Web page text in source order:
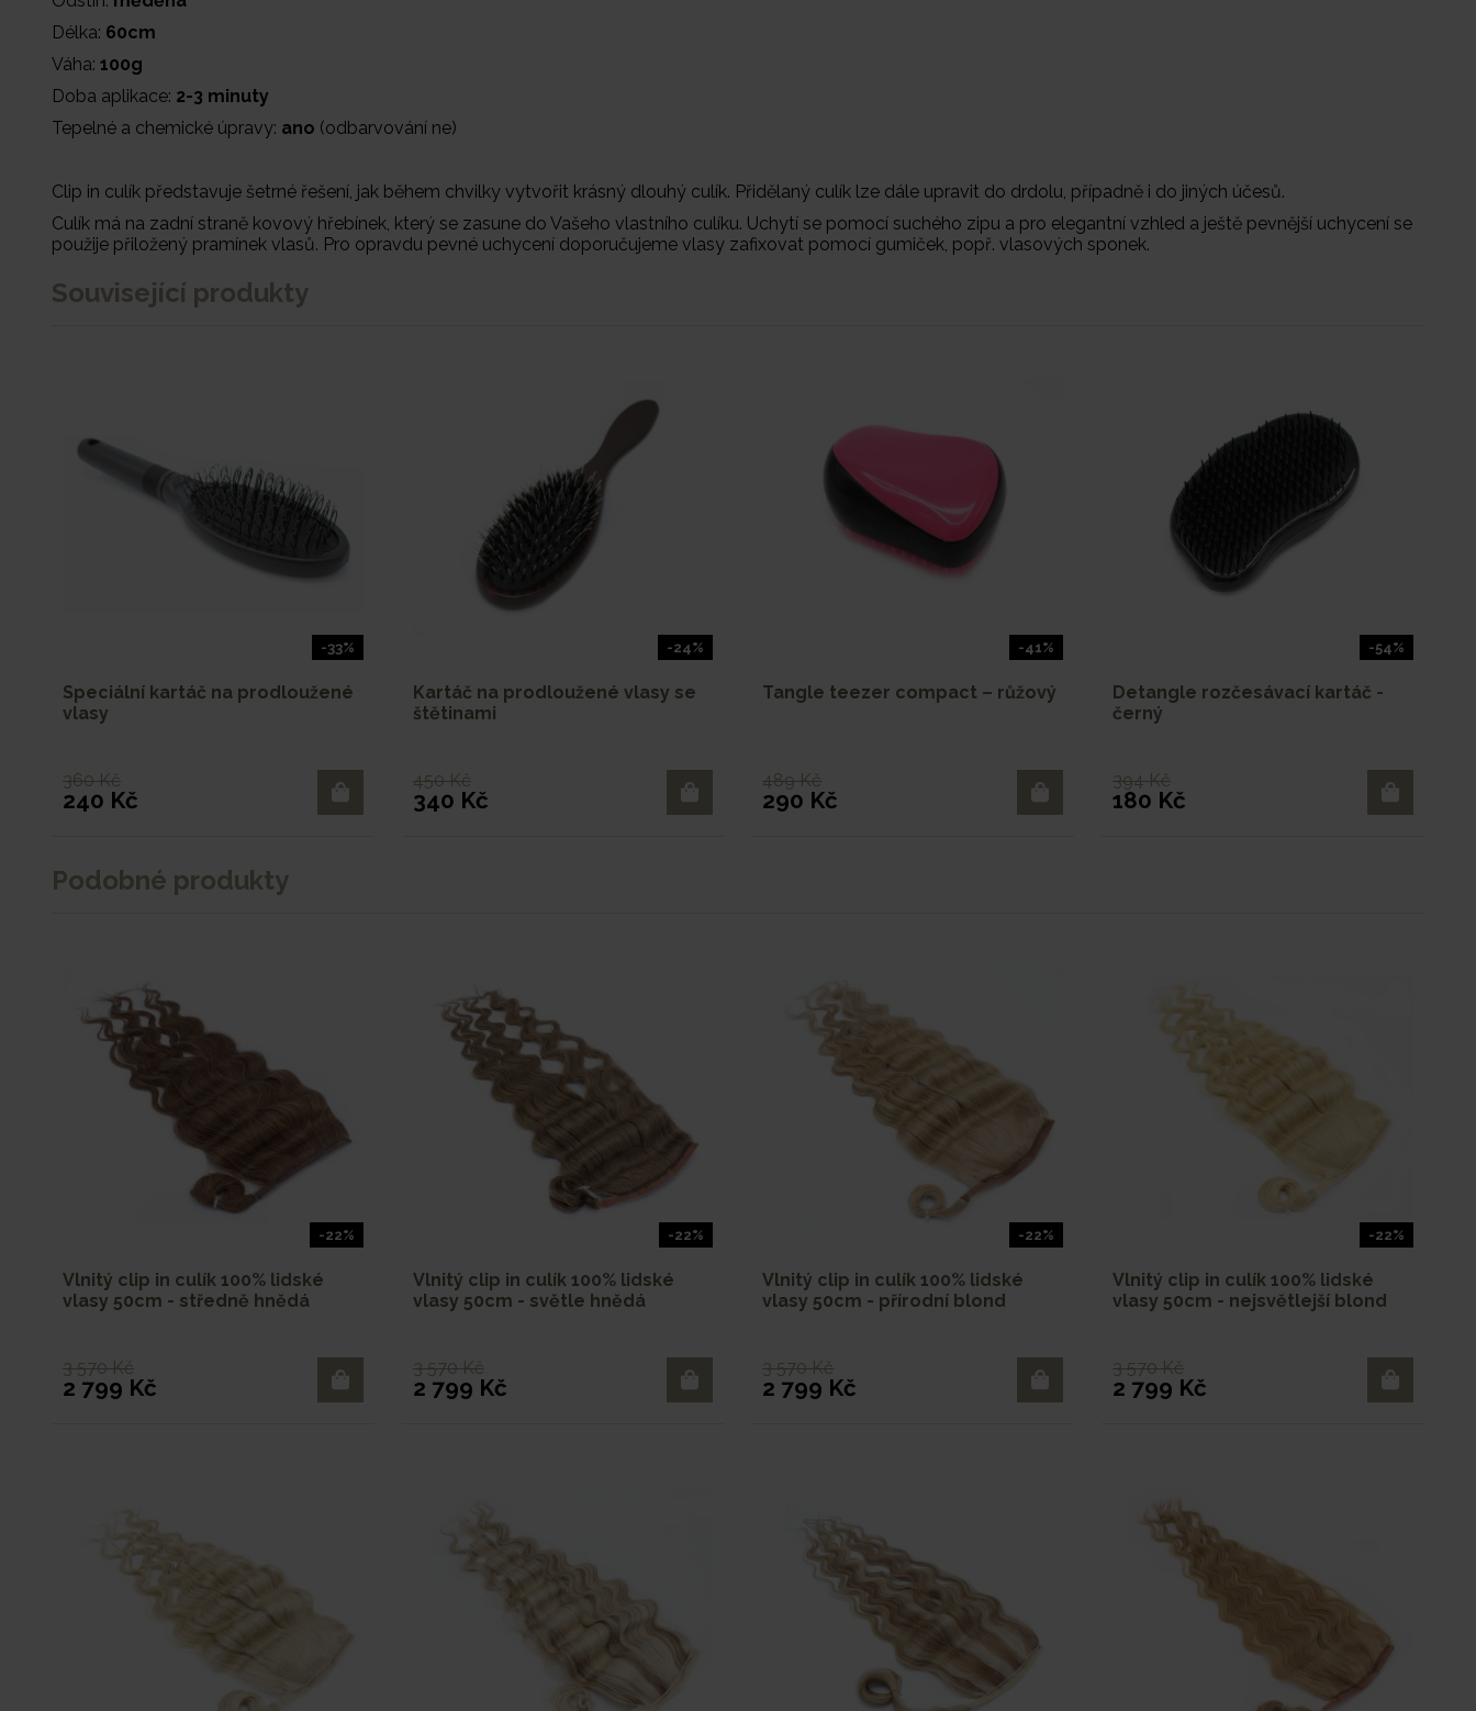
Délka: 60cm
Váha:100g
Doba aplikace: 2-3 minuty
Tepelné a chemické úpravy: ano (odbarvování ne)
Clip in culík představuje šetrné řešení, jak během chvilky vytvořit krásný dlouhý culík. Přidělaný culík lze dále upravit do drdolu, případně i do jiných účesů.
Culík má na zadní straně kovový hřebínek, který se zasune do Vašeho vlastního culíku. Uchytí se pomocí suchého zipu a pro elegantní vzhled a ještě pevnější uchycení se
použije přiložený pramínek vlasů. Pro opravdu pevné uchycení doporučujeme vlasy zafixovat pomocí gumiček, popř. vlasových sponek.
Související produkty
-33%
Speciální kartáč na prodloužené
vlasy
360 Kč
240 Kč
-24%
Kartáč na prodloužené vlasy se
štětinami
450 Kč
340 Kč
-41%
Tangle teezer compact – růžový
489 Kč
290 Kč
-54%
Detangle rozčesávací kartáč -
černý
394 Kč
180 Kč
Podobné produkty
-22%
Vlnitý clip in culík 100% lidské
vlasy 50cm - středně hnědá
3 570 Kč
2 799 Kč
-22%
Vlnitý clip in culík 100% lidské
vlasy 50cm - světle hnědá
3 570 Kč
2 799 Kč
-22%
Vlnitý clip in culík 100% lidské
vlasy 50cm - přírodní blond
3 570 Kč
2 799 Kč
-22%
Vlnitý clip in culík 100% lidské
vlasy 50cm - nejsvětlejší blond
3 570 Kč
2 799 Kč